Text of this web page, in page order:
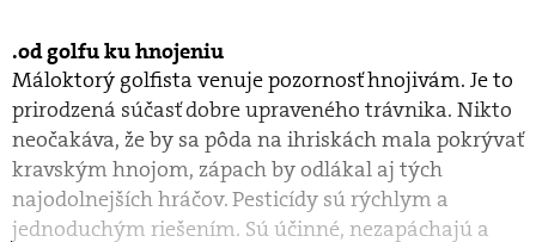
od golfu ku hnojeniu
Máloktorý golfista venuje pozornosť hnojivám. Je to
prirodzená súčasť dobre upraveného trávnika. Nikto
neočakáva, že by sa pôda na ihriskách mala pokrývať
kravským hnojom, zápach by odlákal aj tých
najodolnejších hráčov. Pesticídy sú rýchlym a
jednoduchým riešením. Sú účinné, nezapáchajú a